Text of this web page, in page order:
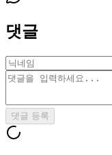
댓글
댓글 등록